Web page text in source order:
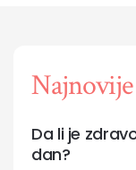
Najnovije
Da li je
dan?